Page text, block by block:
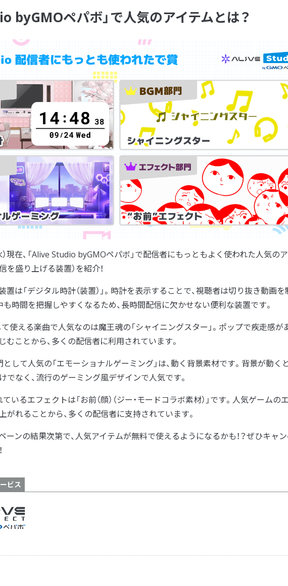
byGMOペパボ」で人気のアイテムとは？
現在、「Alive Studio byGMOペパボ」で配信者にもっともよく使われた人気の
を盛り上げる装置）を紹介！
置は「デジタル時計（装置）」。時計を表示することで、視聴者は切り抜き動画を
も時間を把握しやすくなるため、長時間配信に欠かせない便利な装置です。
使える楽曲で人気なのは魔王魂の「シャイニングスター」。ポップで疾走感が
むことから、多くの配信者に利用されています。
として人気の「エモーショナルゲーミング」は、動く背景素材です。背景が動く
でなく、流行のゲーミング風デザインで人気です。
いるエフェクトは「お前（顔）（ジー・モードコラボ素材）」です。人気ゲームの
がれることから、多くの配信者に支持されています。
ーンの結果次第で、人気アイテムが無料で使えるようになるかも！？ぜひキャ
ビス